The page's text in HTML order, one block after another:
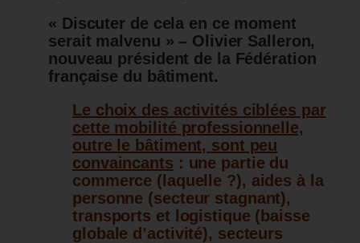
« Discuter de cela en ce moment
serait malvenu » – Olivier Salleron,
nouveau président de la Fédération
française du bâtiment.
Le choix des activités ciblées par
cette mobilité professionnelle,
outre le bâtiment, sont peu
convaincants : une partie du
commerce (laquelle ?), aides à la
personne (secteur stagnant),
transports et logistique (baisse
globale d’activité), secteurs